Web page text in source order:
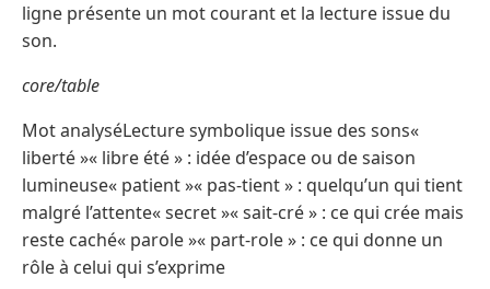
ligne présente un mot courant et la lecture issue du
son.
core/table
Mot analyséLecture symbolique issue des sons«
liberté »« libre été » : idée d’espace ou de saison
lumineuse« patient »« pas-tient » : quelqu’un qui tient
malgré l’attente« secret »« sait-cré » : ce qui crée mais
reste caché« parole »« part-role » : ce qui donne un
rôle à celui qui s’exprime